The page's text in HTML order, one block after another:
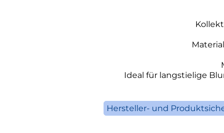
Ideal für langstielige
Hersteller- und